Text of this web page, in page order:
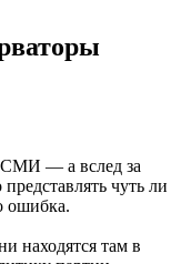
СМИ — а вслед за
чуть ли
ошибка.
находятся там в